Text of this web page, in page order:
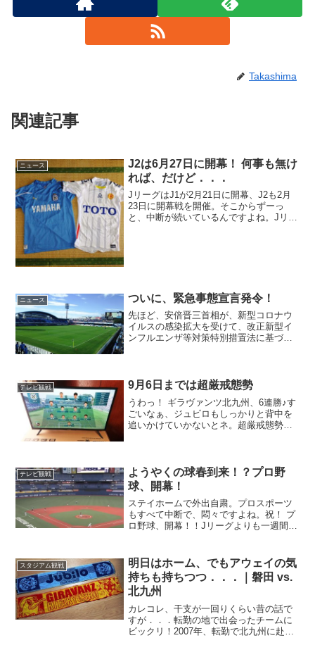
Takashima
関連記事
ニュース
J2は6月27日に開幕！ 何事も無け
れば、だけど．．．
JリーグはJ1が2月21日に開幕、J2も2月
23日に開幕戦を開催。そこからずーっ
と、中断が続いているんですよね。Jリー
ニュース ついに、緊急事態宣言発令！
先ほど、安倍晋三首相が、新型コロナウ
イルスの感染拡大を受けて、改正新型イ
ンフルエンザ等対策特別措置法に基づく
は、本日、令和2年4月...
テレビ観戦 9月6日までは超厳戒態勢
うわっ！ ギラヴァンツ北九州、6連勝♪す
ごいなぁ、ジュビロもしっかりと背中を
追いかけていかないとネ。超厳戒態勢の
タジアムの観...
テレビ観戦
ようやくの球春到来！？プロ野
球、開幕！
ステイホームで外出自粛。プロスポーツ
もすべて中断で、悶々ですよね。祝！ プ
ロ野球、開幕！！Jリーグよりも一週間ほ
て、春、終わっちゃって、梅雨の時期に
なってしまいましたが。...
スタジアム観戦
明日はホーム、でもアウェイの気
持ちも持ちつつ．．．｜磐田 vs.
北九州
カレコレ、干支が一回りくらい昔の話で
すが．．．転勤の地で出会ったチームに
ビックリ！2007年、転勤で北九州に赴任